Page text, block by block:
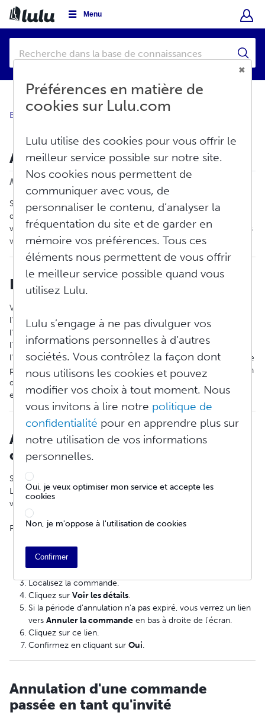
Menu
Base de connaissances
Annulation d'une commande
Modifié le : Jeu, Mars 6, 2025 à 8:46 H
Si voua avez passé une commande sur Lulu.comet avez besoin
de l'annuler dans l'heure qui suit, suivez ces étapes pour annuler
votre commande, qu'elle ait été passée en tant qu'invité ou dans
votre compte.
Délai d'annulation d'une heure
Veuillez noter qu'une fois qu'une commande est envoyée à
l'imprimeur, nous ne pouvons plus modifier les fichiers de
l'intérieur ou de la couverture, les caractéristiques du livre,
l'adresse de livraison, le mode d'expédition ou la quantité, ni
l'annuler. Nous disposons d'une période d'annulation d'une heure
pour chaque commande d'impression à la demande, mais à la fin
de cette période d'une heure, le fichier est envoyé à l'imprimeur
et ne peut plus être annulé.
Annulation à partir de votre
compte
Si vous devez annuler une commande passée sur un compte
Lulu dans le délai d'une heure, vous pouvez le faire à partir de
votre compte.
Pour annuler une commande :
Connectez-vous à votre compte Lulu.com.
Cliquez surMon compte > Mes commandes.
Localisez la commande.
Cliquez sur Voir les détails.
Si la période d'annulation n'a pas expiré, vous verrez un lien
vers Annuler la commande en bas à droite de l'écran.
Cliquez sur ce lien.
Confirmez en cliquant sur Oui.
Annulation d'une commande
passée en tant qu'invité
Préférences en matière de
cookies sur Lulu.com
Lulu utilise des cookies pour vous offrir le
meilleur service possible sur notre site.
Nos cookies nous permettent de
communiquer avec vous, de
personnaliser le contenu, d’analyser la
fréquentation du site et de garder en
mémoire vos préférences. Tous ces
éléments nous permettent de vous offrir
le meilleur service possible quand vous
utilisez Lulu.
Lulu s’engage à ne pas divulguer vos
informations personnelles à d’autres
sociétés. Vous contrôlez la façon dont
nous utilisons les cookies et pouvez
modifier vos choix à tout moment. Nous
vous invitons à lire notre politique de
confidentialité pour en apprendre plus sur
notre utilisation de vos informations
personnelles.
Oui, je veux optimiser mon service et accepte les
cookies
Non, je m'oppose à l'utilisation de cookies
Confirmer